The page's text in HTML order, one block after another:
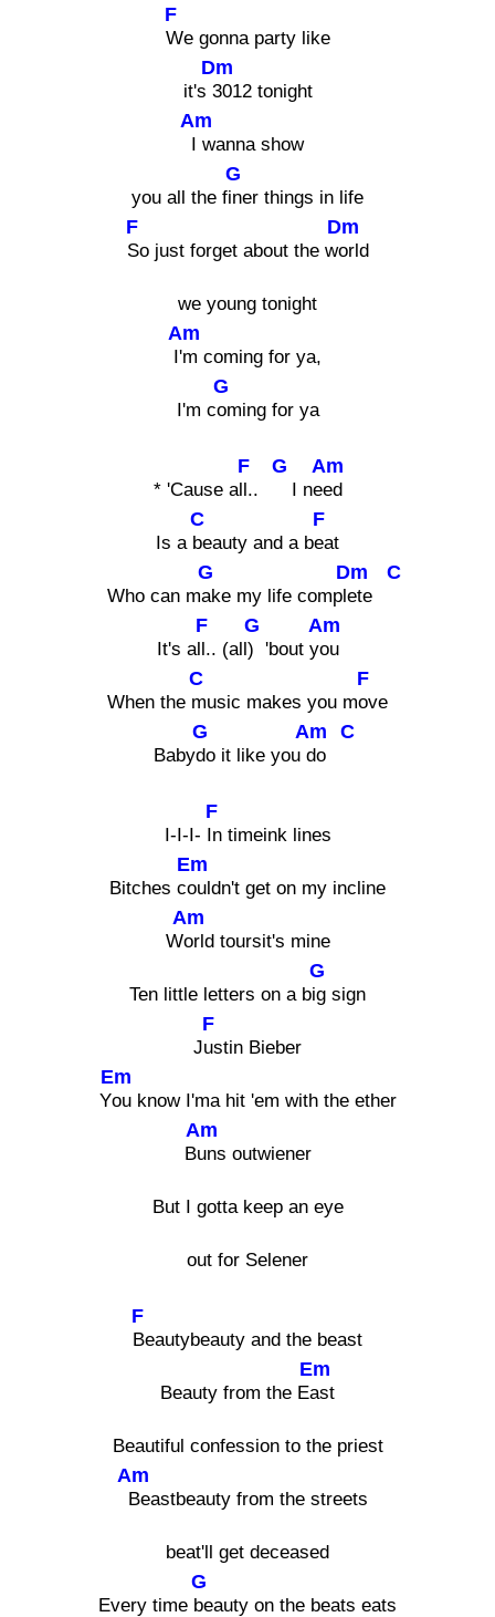
F
We gonna party like
it's
Dm
3012 tonight
Am
I wanna show
you all the f
G
iner things in life
F
So just forget about the w
Dm
orld
we young tonight
I
Am
'm coming for ya,
I'm c
G
oming for ya
* 'Cause a
F
ll..
G
I ne
Am
ed
Is a
C
beauty and a b
F
eat
Who can m
G
ake my life compl
Dm
ete
C
It's a
F
ll.. (all
G
) 'bout y
Am
ou
When the
C
music makes you m
F
ove
Baby
G
do it like you
Am
do
C
I-I-I-
F
In timeink lines
Bitches c
Em
ouldn't get on my incline
W
Am
orld toursit's mine
Ten little letters on a b
G
ig sign
J
F
ustin Bieber
Y
Em
ou know I'ma hit 'em with the ether
B
Am
uns outwiener
But I gotta keep an eye
out for Selener
F
Beautybeauty and the beast
Beauty from the E
Em
ast
Beautiful confession to the priest
Am
Beastbeauty from the streets
beat'll get deceased
Every time
G
beauty on the beats eats